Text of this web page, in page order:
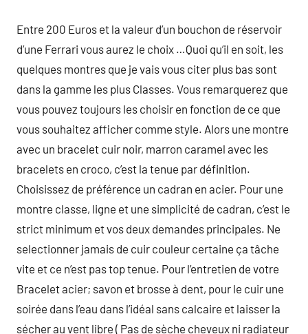
Entre 200 Euros et la valeur d’un bouchon de réservoir
d’une Ferrari vous aurez le choix …Quoi qu’il en soit, les
quelques montres que je vais vous citer plus bas sont
dans la gamme les plus Classes. Vous remarquerez que
vous pouvez toujours les choisir en fonction de ce que
vous souhaitez afficher comme style. Alors une montre
avec un bracelet cuir noir, marron caramel avec les
bracelets en croco, c’est la tenue par définition.
Choisissez de préférence un cadran en acier. Pour une
montre classe, ligne et une simplicité de cadran, c’est le
strict minimum et vos deux demandes principales. Ne
selectionner jamais de cuir couleur certaine ça tâche
vite et ce n’est pas top tenue. Pour l’entretien de votre
Bracelet acier; savon et brosse à dent, pour le cuir une
soirée dans l’eau dans l’idéal sans calcaire et laisser la
sécher au vent libre ( Pas de sèche cheveux ni radiateur